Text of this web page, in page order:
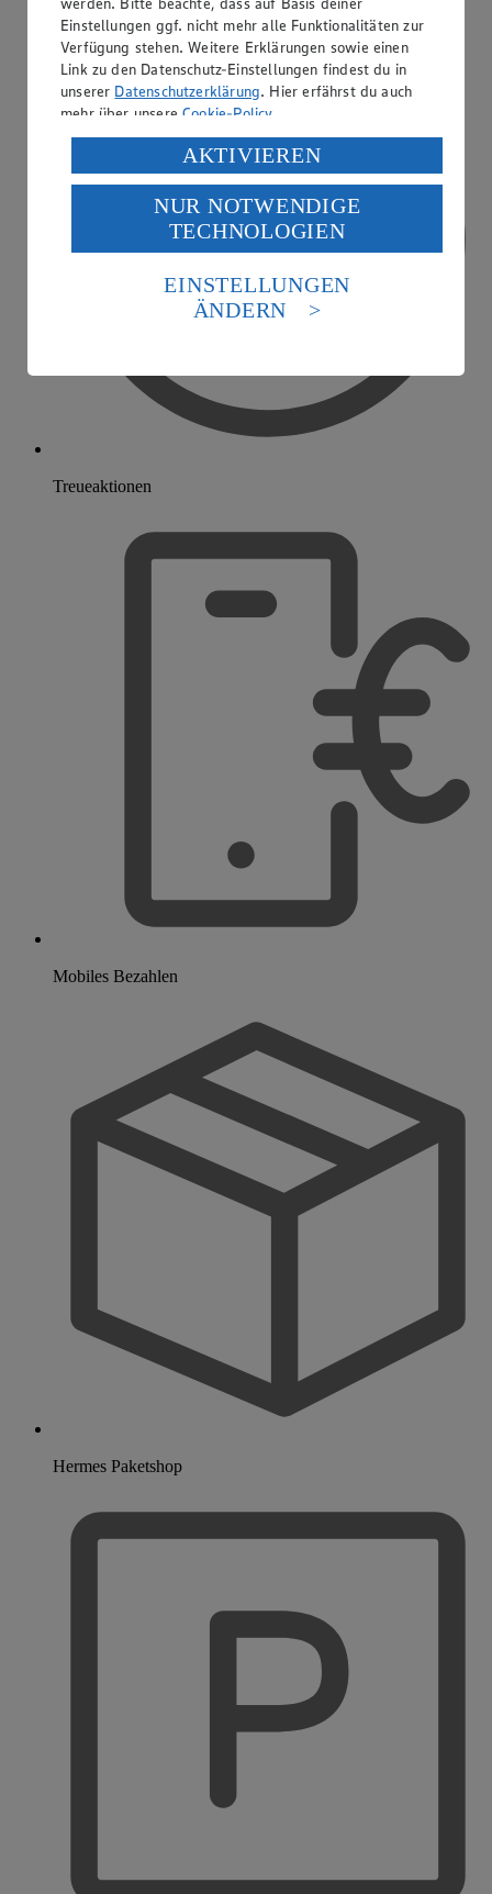
Treueaktionen
Mobiles Bezahlen
Hermes Paketshop
Einstellungen ggf. nicht mehr alle Funktionalitäten zur
Verfügung stehen. Weitere Erklärungen sowie einen
Link zu den Datenschutz-Einstellungen findest du in
unserer Datenschutzerklärung. Hier erfährst du auch
mehr über unsereCookie-Policy.
Verarbeitung deiner personenbezogenen Daten in den
USA durch Facebook und YouTube:
Wenn du auf „Aktivieren“ klickst, willigst du im Sinne
des Art. 49 Abs. 1 Satz 1 lit. a) DSGVO ein, dass deine
Daten in den USA verarbeitet werden. Der EuGH sieht
die USA als Land mit einem nach europäischen
Standards nicht angemessenen Datenschutzniveau an.
Es besteht das Risiko eines Zugriffs durch US-
Informationen zum Herausgeber der Seite findest du
Impressum
AKTIVIEREN
NUR NOTWENDIGE
TECHNOLOGIEN
EINSTELLUNGEN
ÄNDERN